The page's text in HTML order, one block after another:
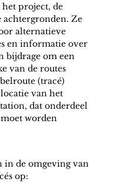
project, de
achtergronden. Ze
alternatieve
en informatie over
bijdrage om een
van de routes
(tracé)
van het
dat onderdeel
worden
in de omgeving van
op: